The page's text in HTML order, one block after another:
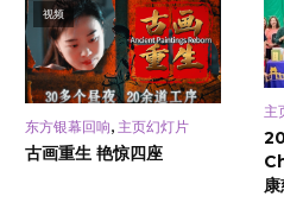
视频
东方银幕回响, 主页幻灯片
古画重生 艳惊四座
主
康